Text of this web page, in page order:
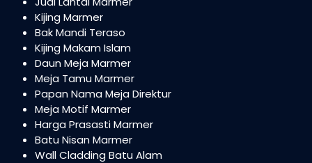
Kijing Marmer
Bak Mandi Teraso
Kijing Makam Islam
Daun Meja Marmer
Meja Tamu Marmer
Papan Nama Meja Direktur
Meja Motif Marmer
Harga Prasasti Marmer
Batu Nisan Marmer
Wall Cladding Batu Alam